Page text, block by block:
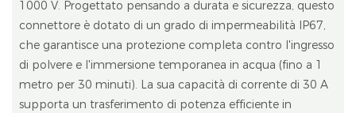
1000 V. Progettato pensando a durata e sicurezza, questo
connettore è dotato di un grado di impermeabilità IP67,
che garantisce una protezione completa contro l'ingresso
di polvere e l'immersione temporanea in acqua (fino a 1
metro per 30 minuti). La sua capacità di corrente di 30 A
supporta un trasferimento di potenza efficiente in